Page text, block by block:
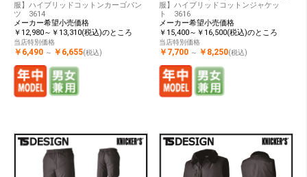
服】ハイブリッドコットンカーゴパン
ツ 3614
メーカー希望小売価格
￥12,980～￥13,310(税込)のところ
当店特別価格
￥6,490 ～ ￥6,655(税込)
服】ハイブリッドコットンジャケッ
ト 3616
メーカー希望小売価格
￥15,400～￥16,500(税込)のところ
当店特別価格
￥7,700 ～ ￥8,250(税込)